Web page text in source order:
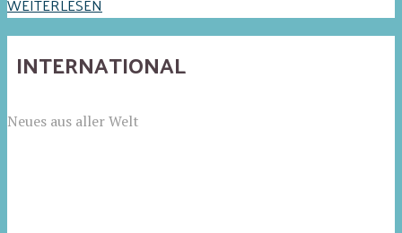
INTERNATIONAL
Neues aus aller Welt